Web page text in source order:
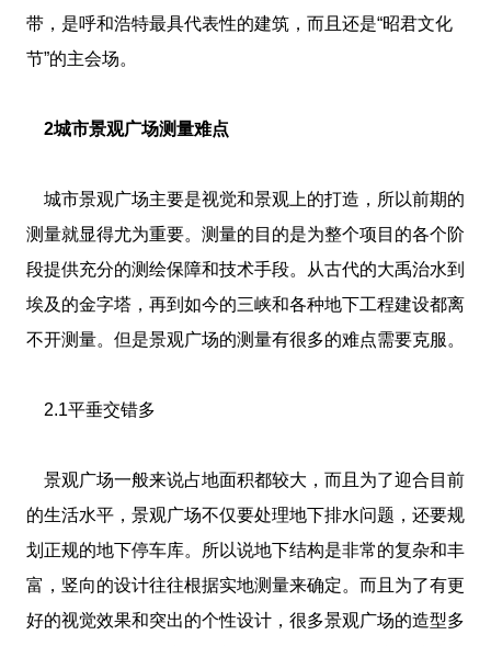
带，是呼和浩特最具代表性的建筑，而且还是“昭君文化
节”的主会场。
2城市景观广场测量难点
城市景观广场主要是视觉和景观上的打造，所以前期的
测量就显得尤为重要。测量的目的是为整个项目的各个阶
段提供充分的测绘保障和技术手段。从古代的大禹治水到
埃及的金字塔，再到如今的三峡和各种地下工程建设都离
不开测量。但是景观广场的测量有很多的难点需要克服。
2.1平垂交错多
景观广场一般来说占地面积都较大，而且为了迎合目前
的生活水平，景观广场不仅要处理地下排水问题，还要规
划正规的地下停车库。所以说地下结构是非常的复杂和丰
富，竖向的设计往往根据实地测量来确定。而且为了有更
好的视觉效果和突出的个性设计，很多景观广场的造型多